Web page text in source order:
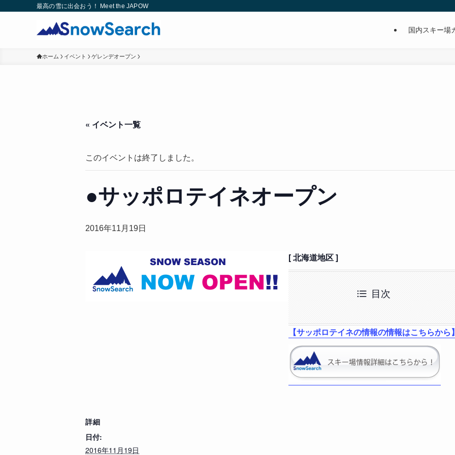
最高の雪に出会おう！ Meet the JAPOW
国内スキー場
ホーム イベント ゲレンデオープン
« イベント一覧
このイベントは終了しました。
●サッポロテイネオープン
2016年11月19日
[ 北海道地区 ]
目次
【サッポロテイネの情報の情報はこちらから】
詳細
日付:
2016年11月19日